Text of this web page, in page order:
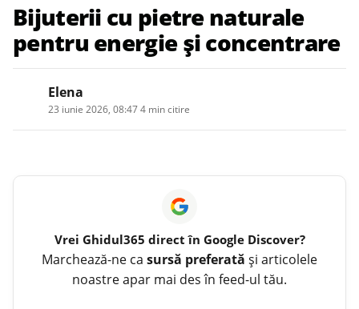
Bijuterii cu pietre naturale
pentru energie și concentrare
Elena
23 iunie 2026, 08:474 min citire
Vrei Ghidul365 direct în Google Discover?
Marchează-ne ca sursă preferată și articolele
noastre apar mai des în feed-ul tău.